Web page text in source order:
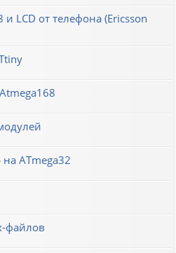
LCD от телефона (Ericsson
ATmega32
файлов